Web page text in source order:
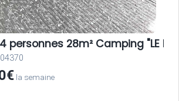
personnes 28m² Camping "LE
la semaine